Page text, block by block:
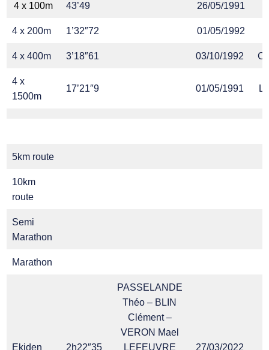
4 x 100m 43’49 26/05/1991
4 x 200m 1’32″72 01/05/1992
4 x 400m 3’18″61 03/10/1992
4 x
1500m
17’21″9 01/05/1991
5km route
10km
route
Semi
Marathon
Marathon
Ekiden 2h22″35
PASSELANDE
Théo – BLIN
Clément –
VERON Mael
LEFEUVRE
27/03/2022